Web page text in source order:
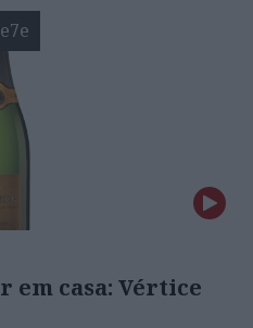
em casa: Vértice